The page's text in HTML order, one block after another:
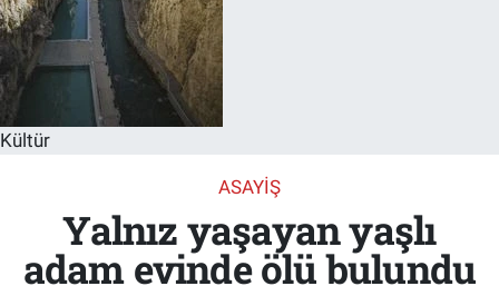
Kültür
ASAYIŞ
Yalnız yaşayan yaşlı
adam evinde ölü bulundu